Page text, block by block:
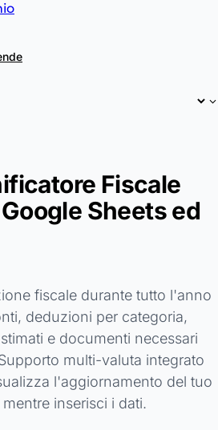
Fiscale
Sheets ed
fiscale durante tutto l'anno
deduzioni per categoria,
e documenti necessari
multi-valuta integrato
l'aggiornamento del tuo
inserisci i dati.